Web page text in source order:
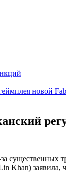
новой
существенных
заявила,